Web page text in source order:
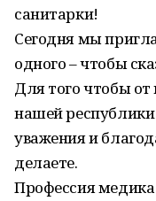
санитарки!
Сегодня мы
одного – чтобы
Для того чтобы
нашей республики
уважения и
делаете.
Профессия